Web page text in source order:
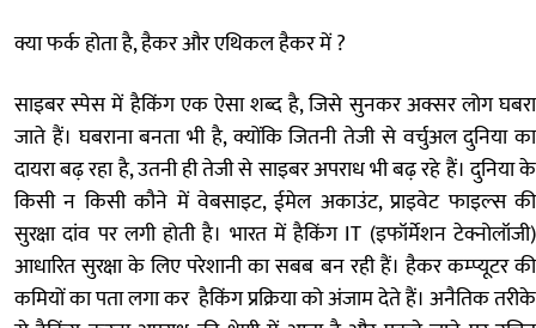
क्या फर्क होता है, हैकर और एथिकल हैकर में ?
साइबर स्पेस में हैकिंग एक ऐसा शब्द है, जिसे सुनकर अक्सर लोग घबरा
जाते हैं। घबराना बनता भी है, क्योंकि जितनी तेजी से वर्चुअल दुनिया का
दायरा बढ़ रहा है, उतनी ही तेजी से साइबर अपराध भी बढ़ रहे हैं। दुनिया के
किसी न किसी कौने में वेबसाइट, ईमेल अकाउंट, प्राइवेट फाइल्स की
सुरक्षा दांव पर लगी होती है। भारत में हैकिंग IT (इफॉर्मेशन टेक्नोलॉजी)
आधारित सुरक्षा के लिए परेशानी का सबब बन रही हैं। हैकर कम्प्यूटर की
कमियों का पता लगा कर हैकिंग प्रक्रिया को अंजाम देते हैं। अनैतिक तरीके